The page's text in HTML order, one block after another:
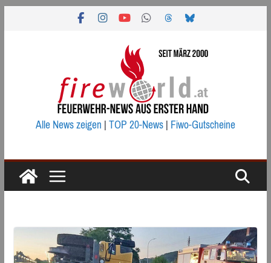
Alle News zeigen|TOP 20-News|Fiwo-Gutscheine